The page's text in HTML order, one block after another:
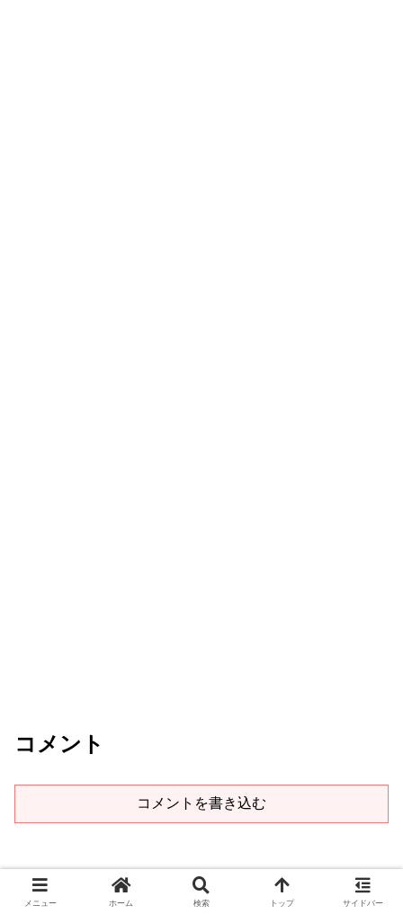
コメント
コメントを書き込む
メニュー ホーム 検索 トップ サイドバー